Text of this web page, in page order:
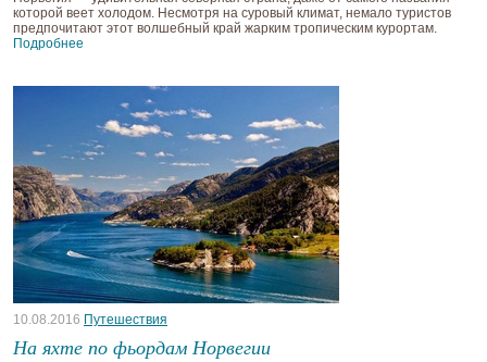
которой веет холодом. Несмотря на суровый климат, немало туристов
предпочитают этот волшебный край жарким тропическим курортам.
Подробнее
10.08.2016 Путешествия
На яхте по фьордам Норвегии